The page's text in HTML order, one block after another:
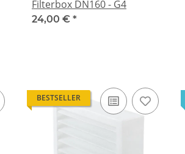
Filterbox DN160 - G4
24,00 € *
BESTSELLER